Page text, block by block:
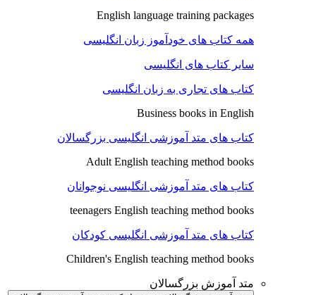
English language training packages
همه کتاب های خودآموز زبان انگلیسی
سایر کتاب های انگلیسی
کتاب های تجاری به زبان انگلیسی
Business books in English
کتاب های متد آموزشی انگلیسی بزرگسالان
Adult English teaching method books
کتاب های متد آموزشی انگلیسی نوجوانان
teenagers English teaching method books
کتاب های متد آموزشی انگلیسی کودکان
Children's English teaching method books
متد آموزش بزرگسالان